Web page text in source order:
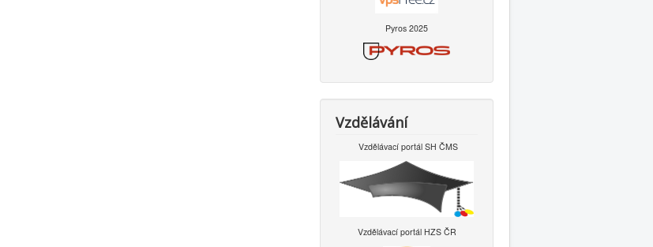
Pyros 2025
Vzdělávání
Vzdělávací portál SH ČMS
Vzdělávací portál HZS ČR